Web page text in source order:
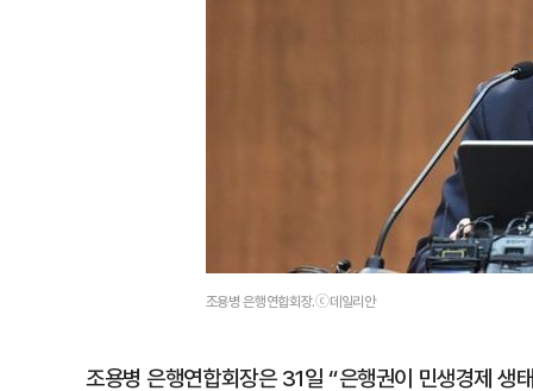
조용병 은행연합회장.ⓒ데일리안
조용병 은행연합회장은 31일 “은행권이 민생경제 생